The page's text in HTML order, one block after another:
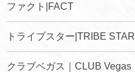
ファクト|FACT
トライブスター|TRIBE STAR
クラブベガス｜CLUB Vegas